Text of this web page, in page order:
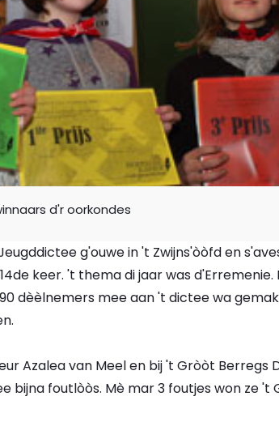
d'r oorkondes
g'ouwe in 't Zwijns'òòfd en
keer. 't thema di jaar was d'Erremenie.
dèèlnemers mee aan 't dictee wa
Azalea van Meel en bij 't Gròòt Berregs
bijna foutlòòs. Mè mar 3 foutjes won ze 't